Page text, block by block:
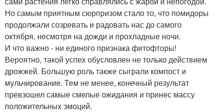
Но самым приятным сюрпризом стало то, что помидоры
продолжали созревать и радовать нас до самого
октября, несмотря на дожди и прохладные ночи.
И что важно - ни единого признака фитофторы!
Вероятно, такой успех обусловлен не только действием
дрожжей. Большую роль также сыграли компост и
мульчирование. Тем не менее, конечный результат
превзошел самые смелые ожидания и принес массу
положительных эмоций.